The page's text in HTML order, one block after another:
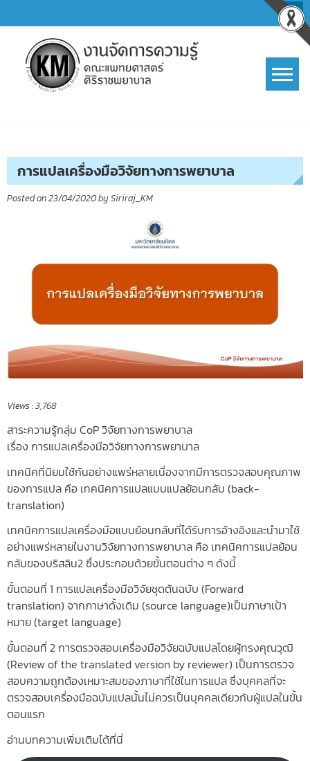
to
content
การแปลเครื่องมือวิจัยทางการพยาบาล
Posted on23/04/2020by Siriraj_KM
Views :3,768
สาระความรู้กลุ่ม CoP วิจัยทางการพยาบาล
เรื่อง การแปลเครื่องมือวิจัยทางการพยาบาล
เทคนิคที่นิยมใช้กันอย่างแพร่หลายเนื่องจากมีการตรวจสอบคุณภาพ
ของการแปล คือ เทคนิคการแปลแบบแปลย้อนกลับ (back-
translation)
เทคนิคการแปลเครื่องมือแบบย้อนกลับที่ได้รับการอ้างอิงและนำมาใช้
อย่างแพร่หลายในงานวิจัยทางการพยาบาล คือ เทคนิคการแปลย้อน
กลับของบริสลิน2 ซึ่งประกอบด้วยขั้นตอนต่าง ๆ ดังนี้
ขั้นตอนที่ 1 การแปลเครื่องมือวิจัยชุดต้นฉบับ (Forward
translation) จากภาษาดั้งเดิม (source language)เป็นภาษาเป้า
หมาย (target language)
ขั้นตอนที่ 2 การตรวจสอบเครื่องมือวิจัยฉบับแปลโดยผู้ทรงคุณวุฒิ
(Review of the translated version by reviewer) เป็นการตรวจ
สอบความถูกต้องเหมาะสมของภาษาที่ใช้ในการแปล ซึ่งบุคคลที่จะ
ตรวจสอบเครื่องมือฉบับแปลนั้นไม่ควรเป็นบุคคลเดียวกับผู้แปลในขั้น
ตอนแรก
อ่านบทความเพิ่มเติมได้ที่นี่